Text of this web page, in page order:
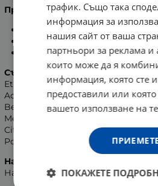
Предимства на продукта:
осигурява 24-часова защита
не оставя жълти следи по
с унисекс аромат, подходящ
Състав:
Aqua (Water), Parfum
Ether, Aluminum Chlorohydrate,
Acrylate Crosspolymer, Steareth-2,
Benzyl Salicylate,
Methylpropional, Glycerin, Geraniol,
Citronellol, Sodium Benzoate,
Potassium Sorbate.
Начин на употреба:
Нанасяйте ежедневно върху
трафик. Също така
информация за
нашия сайт от ваша
партньори за реклама и
които може да я
информация, която сте
предоставили или
вашето използване на
ПОКАЖЕТЕ